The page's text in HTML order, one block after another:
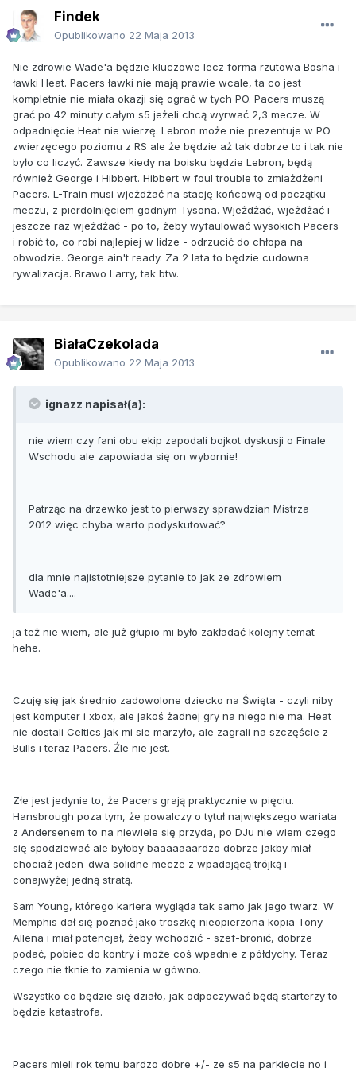
Findek
Opublikowano 22 Maja 2013
Nie zdrowie Wade'a będzie kluczowe lecz forma rzutowa Bosha i
ławki Heat. Pacers ławki nie mają prawie wcale, ta co jest
kompletnie nie miała okazji się ograć w tych PO. Pacers muszą
grać po 42 minuty całym s5 jeżeli chcą wyrwać 2,3 mecze. W
odpadnięcie Heat nie wierzę. Lebron może nie prezentuje w PO
zwierzęcego poziomu z RS ale że będzie aż tak dobrze to i tak nie
było co liczyć. Zawsze kiedy na boisku będzie Lebron, będą
również George i Hibbert. Hibbert w foul trouble to zmiażdżeni
Pacers. L-Train musi wjeżdżać na stację końcową od początku
meczu, z pierdolnięciem godnym Tysona. Wjeżdżać, wjeżdżać i
jeszcze raz wjeżdżać - po to, żeby wyfaulować wysokich Pacers
i robić to, co robi najlepiej w lidze - odrzucić do chłopa na
obwodzie. George ain't ready. Za 2 lata to będzie cudowna
rywalizacja. Brawo Larry, tak btw.
BiałaCzekolada
Opublikowano 22 Maja 2013
ignazz napisał(a):
nie wiem czy fani obu ekip zapodali bojkot dyskusji o Finale
Wschodu ale zapowiada się on wybornie!
Patrząc na drzewko jest to pierwszy sprawdzian Mistrza
2012 więc chyba warto podyskutować?
dla mnie najistotniejsze pytanie to jak ze zdrowiem
Wade'a....
ja też nie wiem, ale już głupio mi było zakładać kolejny temat
hehe.
Czuję się jak średnio zadowolone dziecko na Święta - czyli niby
jest komputer i xbox, ale jakoś żadnej gry na niego nie ma. Heat
nie dostali Celtics jak mi sie marzyło, ale zagrali na szczęście z
Bulls i teraz Pacers. Źle nie jest.
Złe jest jedynie to, że Pacers grają praktycznie w pięciu.
Hansbrough poza tym, że powalczy o tytuł największego wariata
z Andersenem to na niewiele się przyda, po DJu nie wiem czego
się spodziewać ale byłoby baaaaaaardzo dobrze jakby miał
chociaż jeden-dwa solidne mecze z wpadającą trójką i
conajwyżej jedną stratą.
Sam Young, którego kariera wygląda tak samo jak jego twarz. W
Memphis dał się poznać jako troszkę nieopierzona kopia Tony
Allena i miał potencjał, żeby wchodzić - szef-bronić, dobrze
podać, pobiec do kontry i może coś wpadnie z półdychy. Teraz
czego nie tknie to zamienia w gówno.
Wszystko co będzie się działo, jak odpoczywać będą starterzy to
będzie katastrofa.
Pacers mieli rok temu bardzo dobre +/- ze s5 na parkiecie no i